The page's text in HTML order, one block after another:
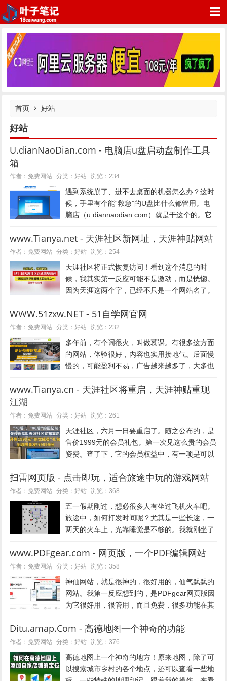
叶子笔记网站
首页 好站
好站
U.dianNaoDian.com - 电脑店u盘启动盘制作工具
箱
作者：免费网站 分类：好站 浏览：234
遇到系统崩了、进不去桌面的机器怎么办？这时
候，手里有个能“救急”的U盘比什么都管用。电
脑店（u.diannaodian.com）就是干这个的。它
专门用来制作U盘启动盘的工具网站。一、电脑
店工具箱简介...
www.Tianya.net - 天涯社区新网址，天涯神贴网站
作者：免费网站 分类：好站 浏览：254
天涯社区将正式恢复访问！看到这个消息的时
候，我其实第一反应可能不是激动，而是恍惚。
因为天涯这两个字，已经不只是一个网站名了。
抖音，快手。但是上点年纪的程序员或者IT行业
的，都知道天涯。它就像一个很久...
WWW.51zxw.NET - 51自学网官网
作者：免费网站 分类：好站 浏览：232
多年前，有个词很火，叫做慕课。有很多这方面
的网站，体验很好，内容也实用接地气。后面慢
慢的，可能盈利不易，广告越来越多了，大多也
站：我要自学网，下面一起来了解下：51自学网
www.Tianya.cn - 天涯社区将重启，天涯神贴重现
江湖
作者：免费网站 分类：好站 浏览：261
天涯社区，六月一日要重启了。随之公布的，是
售价1999元的会员礼包。第一次见这么贵的会员
资费。查了下，它的会员权益中，有一项是可以
有价值的贴子，集合在一起，作为天涯神贴。天
涯社区：www.Tiany...
扫雷网页版 - 点击即玩，适合旅途中玩的游戏网站
作者：免费网站 分类：好站 浏览：368
五一假期刚过，想必很多人有坐过飞机火车吧。
旅途中，如何打发时间呢？尤其是一些长途，一
两天的火车上，光靠睡觉是不够的。我就刚坐了
戏，一下玩了很久。是的，它就是扫雷网页版。
99扫雷网页版：http:/...
www.PDFgear.com - 网页版，一个PDF编辑网站
作者：免费网站 分类：好站 浏览：358
神仙网站，就是很神的，很好用的，仙气飘飘的
网站。我第一反应想到的，是PDFgear网页版因
为它很好用，很管用，而且免费，很多功能在其
交道，涉及到pdf文件的合并、拆分、添加文
字、内容修改、格式转换...
Ditu.amap.Com - 高德地图一个神奇的功能
作者：免费网站 分类：好站 浏览：376
高德地图上一个神奇的地方！原来地图，除了可
以搜索城市乡村的各个地点，还可以查看一些地